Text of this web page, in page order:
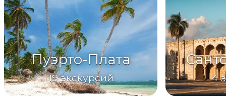
Пуэрто-Плата
19 экскурсий 4